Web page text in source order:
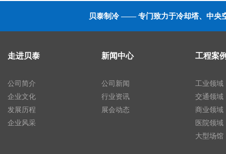
贝泰制冷 —— 专门致力于冷却塔、中央
走进贝泰
公司简介
企业文化
发展历程
企业风采
新闻中心
公司新闻
行业资讯
展会动态
工程案
工业领域
交通领域
商业领域
医院领域
大型场馆